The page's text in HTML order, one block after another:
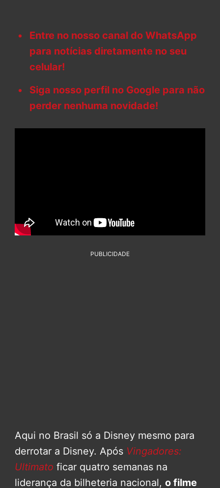
Entre no nosso canal do WhatsApp
para notícias diretamente no seu
celular!
Siga nosso perfil no Google para não
perder nenhuma novidade!
PUBLICIDADE
Aqui no Brasil só a Disney mesmo para
derrotar a Disney. Após Vingadores:
Ultimato ficar quatro semanas na
liderança da bilheteria nacional, o filme